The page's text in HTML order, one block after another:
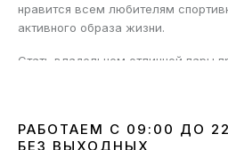
нравится всем любителям
активного образа жизни.
Стать владельцем отличной пары
каждого посетителя. Доставка
РАБОТАЕМ С 09:00 ДО
БЕЗ ВЫХОДНЫХ